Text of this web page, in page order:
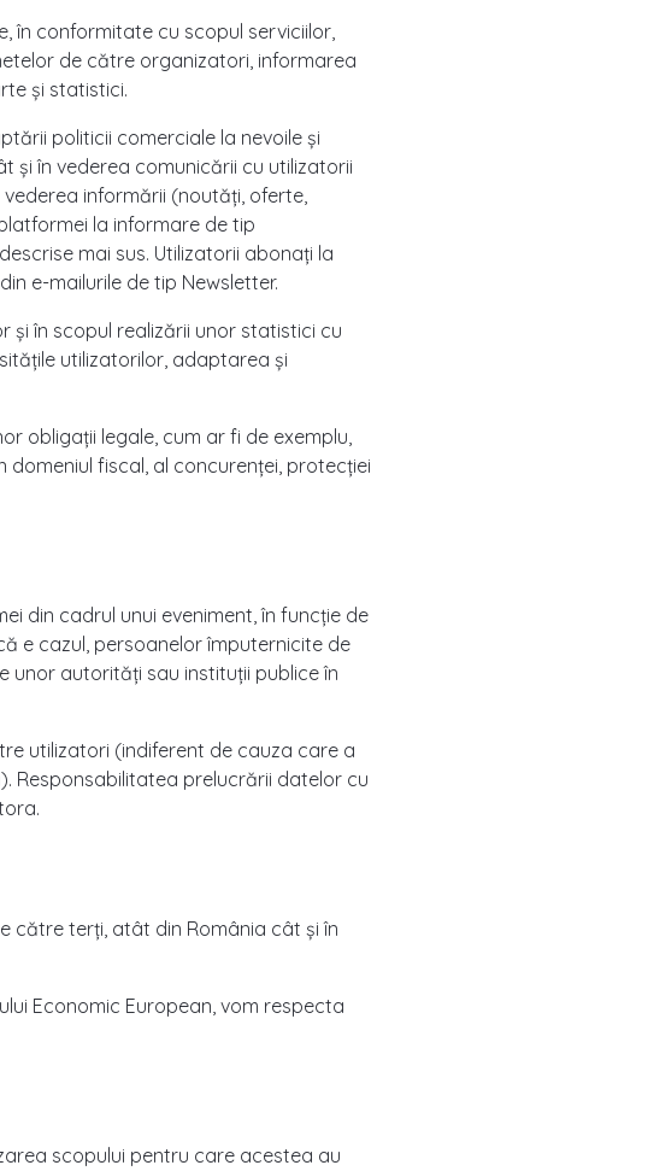
în conformitate cu scopul serviciilor,
de către organizatori, informarea
și statistici.
politicii comerciale la nevoile și
în vederea comunicării cu utilizatorii
informării (noutăți, oferte,
la informare de tip
mai sus. Utilizatorii abonați la
e-mailurile de tip Newsletter.
în scopul realizării unor statistici cu
utilizatorilor, adaptarea și
obligații legale, cum ar fi de exemplu,
fiscal, al concurenței, protecției
din cadrul unui eveniment, în funcție de
e cazul, persoanelor împuternicite de
unor autorități sau instituții publice în
utilizatori (indiferent de cauza care a
Responsabilitatea prelucrării datelor cu
către terți, atât din România cât și în
Economic European, vom respecta
scopului pentru care acestea au